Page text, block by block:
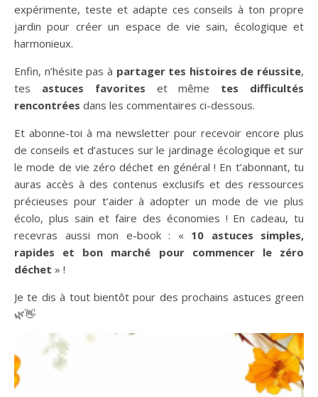
expérimente, teste et adapte ces conseils à ton propre
jardin pour créer un espace de vie sain, écologique et
harmonieux.
Enfin, n’hésite pas à partager tes histoires de réussite,
tes astuces favorites et même tes difficultés
rencontrées dans les commentaires ci-dessous.
Et abonne-toi à ma newsletter pour recevoir encore plus
de conseils et d’astuces sur le jardinage écologique et sur
le mode de vie zéro déchet en général ! En t’abonnant, tu
auras accès à des contenus exclusifs et des ressources
précieuses pour t’aider à adopter un mode de vie plus
écolo, plus sain et faire des économies ! En cadeau, tu
recevras aussi mon e-book : « 10 astuces simples,
rapides et bon marché pour commencer le zéro
déchet » !
Je te dis à tout bientôt pour des prochains astuces green
🌿👋